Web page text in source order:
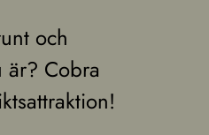
och
Cobra